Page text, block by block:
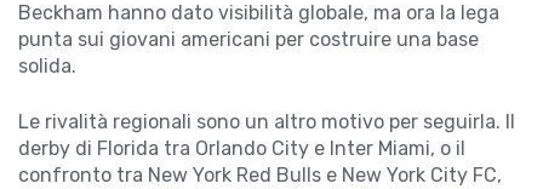
Beckham hanno dato visibilità globale, ma ora la lega
punta sui giovani americani per costruire una base
solida.
Le rivalità regionali sono un altro motivo per seguirla. Il
derby di Florida tra Orlando City e Inter Miami, o il
confronto tra New York Red Bulls e New York City FC,